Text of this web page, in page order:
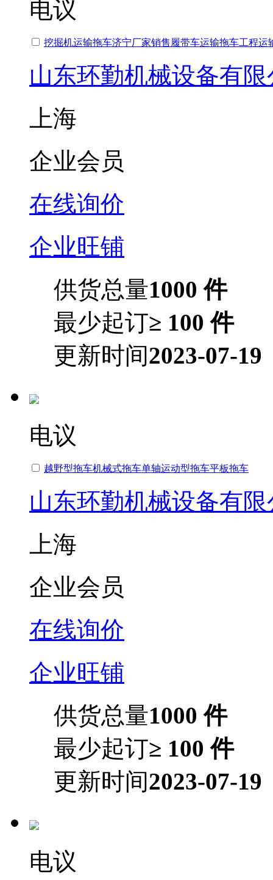
电议
挖掘机运输拖车济宁厂家销售履带车运输拖车工程运
山东环勤机械设备有
上海
企业会员
在线询价
企业旺铺
供货总量1000 件
最少起订≥ 100 件
更新时间2023-07-19
电议
越野型拖车机械式拖车单轴运动型拖车平板拖车
山东环勤机械设备有
上海
企业会员
在线询价
企业旺铺
供货总量1000 件
最少起订≥ 100 件
更新时间2023-07-19
电议